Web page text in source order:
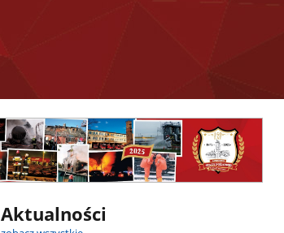
Aktualności